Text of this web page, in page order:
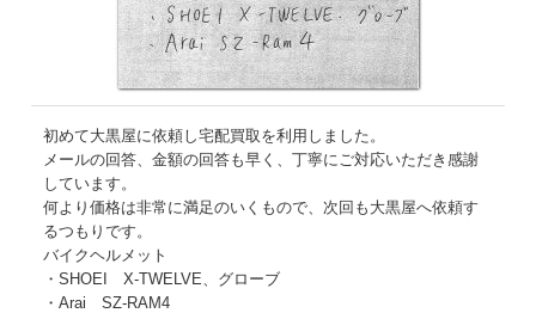
初めて大黒屋に依頼し宅配買取を利用しました。
メールの回答、金額の回答も早く、丁寧にご対応いただき感謝
しています。
何より価格は非常に満足のいくもので、次回も大黒屋へ依頼す
るつもりです。
バイクヘルメット
・SHOEI X-TWELVE、グローブ
・Arai SZ-RAM4